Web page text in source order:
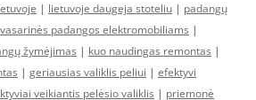
| lietuvoje daugeja stoteliu | padangų
vasarinės padangos elektromobiliams |
žymėjimas | kuo naudingas remontas |
| geriausias valiklis peliui | efektyvi
veikiantis pelėsio valiklis | priemonė